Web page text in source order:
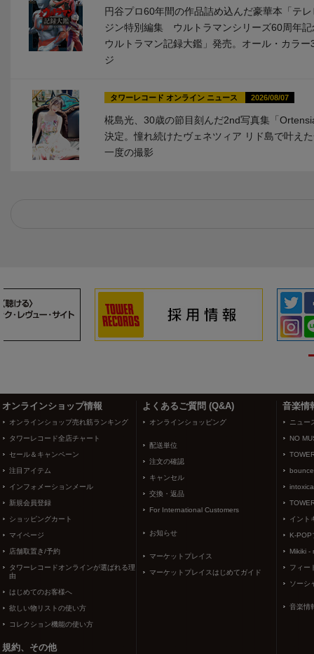
円谷プロ60年間の作品詰め込んだ豪華本「テ
ジン特別編集 ウルトラマンシリーズ60周年
ウルトラマン記録大鑑」発売。オール・カラー
ジ
タワーレコード オンライン ニュース 2026/08/07
椛島光、30歳の節目刻んだ2nd写真集「
決定。憧れ続けたヴェネツィア リド島で叶え
一度の撮影
オンラインショップ情報
オンラインショップ売れ筋ランキング
タワーレコード全店チャート
セール＆キャンペーン
注目アイテム
インフォメーションメール
新規会員登録
ショッピングカート
マイページ
店舗取置き/予約
タワーレコードオンラインが選ばれる理
由
はじめてのお客様へ
欲しい物リストの使い方
コレクション機能の使い方
規約、その他
よくあるご質問 (Q&A)
オンラインショッピング
配送単位
注文の確認
キャンセル
交換・返品
For International Customers
お知らせ
マーケットプレイス
マーケットプレイスはじめてガイド
音楽情
ニュー
NO
bounce
イント
K-POP
Mikiki -
フィー
ソーシ
音楽情